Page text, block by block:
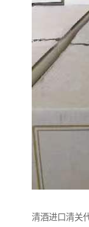
清酒进口清关